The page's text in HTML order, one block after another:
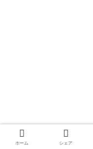
ホーム シェア